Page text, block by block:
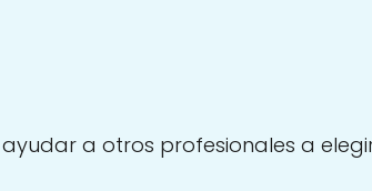
a otros profesionales a